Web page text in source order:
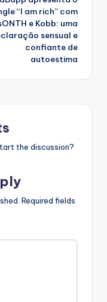
“I am rich” com
e Kobb: uma
sensual e
confiante de
autoestima
the discussion?
Required fields